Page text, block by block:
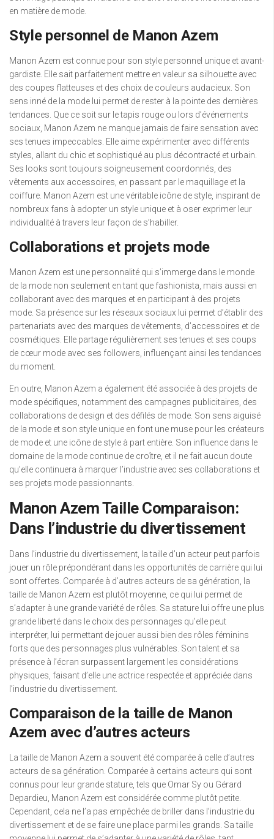
en matière de mode.
Style personnel de Manon Azem
Manon Azem est connue pour son style personnel unique et avant-
gardiste. Elle sait parfaitement mettre en valeur sa silhouette avec
des coupes flatteuses et des choix de couleurs audacieux. Son
sens inné de la mode lui permet de rester à la pointe des dernières
tendances. Que ce soit sur le tapis rouge ou lors d’événements
sociaux, Manon Azem ne manque jamais de faire sensation avec
ses tenues impeccables. Elle aime expérimenter avec différents
styles, allant du chic et sophistiqué au plus décontracté et urbain.
Ses looks sont toujours soigneusement coordonnés, des
vêtements aux accessoires, en passant par le maquillage et la
coiffure. Manon Azem est une véritable icône de style, inspirant de
nombreux fans à adopter un style unique et à oser exprimer leur
individualité à travers leur façon de s’habiller.
Collaborations et projets mode
Manon Azem est une personnalité qui s’immerge dans le monde
de la mode non seulement en tant que fashionista, mais aussi en
collaborant avec des marques et en participant à des projets
mode. Sa présence sur les réseaux sociaux lui permet d’établir des
partenariats avec des marques de vêtements, d’accessoires et de
cosmétiques. Elle partage régulièrement ses tenues et ses coups
de cœur mode avec ses followers, influençant ainsi les tendances
du moment.
En outre, Manon Azem a également été associée à des projets de
mode spécifiques, notamment des campagnes publicitaires, des
collaborations de design et des défilés de mode. Son sens aiguisé
de la mode et son style unique en font une muse pour les créateurs
de mode et une icône de style à part entière. Son influence dans le
domaine de la mode continue de croître, et il ne fait aucun doute
qu’elle continuera à marquer l’industrie avec ses collaborations et
ses projets mode passionnants.
Manon Azem Taille Comparaison:
Dans l’industrie du divertissement
Dans l’industrie du divertissement, la taille d’un acteur peut parfois
jouer un rôle prépondérant dans les opportunités de carrière qui lui
sont offertes. Comparée à d’autres acteurs de sa génération, la
taille de Manon Azem est plutôt moyenne, ce qui lui permet de
s’adapter à une grande variété de rôles. Sa stature lui offre une plus
grande liberté dans le choix des personnages qu’elle peut
interpréter, lui permettant de jouer aussi bien des rôles féminins
forts que des personnages plus vulnérables. Son talent et sa
présence à l’écran surpassent largement les considérations
physiques, faisant d’elle une actrice respectée et appréciée dans
l’industrie du divertissement.
Comparaison de la taille de Manon
Azem avec d’autres acteurs
La taille de Manon Azem a souvent été comparée à celle d’autres
acteurs de sa génération. Comparée à certains acteurs qui sont
connus pour leur grande stature, tels que Omar Sy ou Gérard
Depardieu, Manon Azem est considérée comme plutôt petite.
Cependant, cela ne l’a pas empêchée de briller dans l’industrie du
divertissement et de se faire une place parmi les grands. Sa taille